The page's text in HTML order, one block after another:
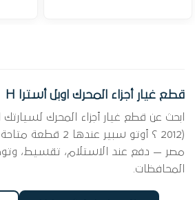
قطع غيار أجزاء المحرك اوبل أسترا H
2012) ؟ أوتو سبير
مصر — دفع عند الاستلام، تقسيط،
المحافظات.